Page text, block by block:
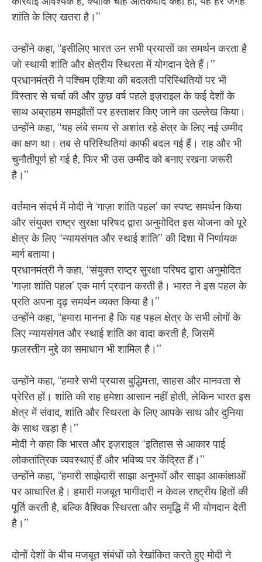
शांति के लिए खतरा है।’’
उन्होंने कहा, ‘‘इसीलिए भारत उन सभी प्रयासों का समर्थन करता है
जो स्थायी शांति और क्षेत्रीय स्थिरता में योगदान देते हैं।’’
प्रधानमंत्री ने पश्चिम एशिया की बदलती परिस्थितियों पर भी
विस्तार से चर्चा की और कुछ वर्ष पहले इज़राइल के कई देशों के
साथ अब्राहम समझौतों पर हस्ताक्षर किए जाने का उल्लेख किया।
उन्होंने कहा, ‘‘यह लंबे समय से अशांत रहे क्षेत्र के लिए नई उम्मीद
का क्षण था। तब से परिस्थितियां काफी बदल गई हैं। राह और भी
चुनौतीपूर्ण हो गई है, फिर भी उस उम्मीद को बनाए रखना जरूरी
है।’’
वर्तमान संदर्भ में मोदी ने ‘गाज़ा शांति पहल’ का स्पष्ट समर्थन किया
और संयुक्त राष्ट्र सुरक्षा परिषद द्वारा अनुमोदित इस योजना को पूरे
क्षेत्र के लिए ‘‘न्यायसंगत और स्थाई शांति’’ की दिशा में निर्णायक
मार्ग बताया।
प्रधानमंत्री ने कहा, ‘‘संयुक्त राष्ट्र सुरक्षा परिषद द्वारा अनुमोदित
‘गाज़ा शांति पहल’ एक मार्ग प्रदान करती है। भारत ने इस पहल के
प्रति अपना दृढ़ समर्थन व्यक्त किया है।’’
उन्होंने कहा, ‘‘हमारा मानना है कि यह पहल क्षेत्र के सभी लोगों के
लिए न्यायसंगत और स्थाई शांति का वादा करती है, जिसमें
फ़लस्तीन मुद्दे का समाधान भी शामिल है।’’
उन्होंने कहा, ‘‘हमारे सभी प्रयास बुद्धिमत्ता, साहस और मानवता से
प्रेरित हों। शांति की राह हमेशा आसान नहीं होती, लेकिन भारत इस
क्षेत्र में संवाद, शांति और स्थिरता के लिए आपके साथ और दुनिया
के साथ खड़ा है।’’
मोदी ने कहा कि भारत और इज़राइल ‘‘इतिहास से आकार पाई
लोकतांत्रिक व्यवस्थाएं हैं और भविष्य पर केंद्रित हैं।’’
उन्होंने कहा, ‘‘हमारी साझेदारी साझा अनुभवों और साझा आकांक्षाओं
पर आधारित है। हमारी मजबूत भागीदारी न केवल राष्ट्रीय हितों की
पूर्ति करती है, बल्कि वैश्विक स्थिरता और समृद्धि में भी योगदान देती
है।’’
दोनों देशों के बीच मजबूत संबंधों को रेखांकित करते हुए मोदी ने